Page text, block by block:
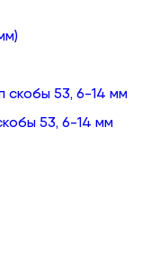
53, 6-14 мм